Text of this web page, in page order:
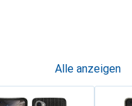
Alle anzeigen